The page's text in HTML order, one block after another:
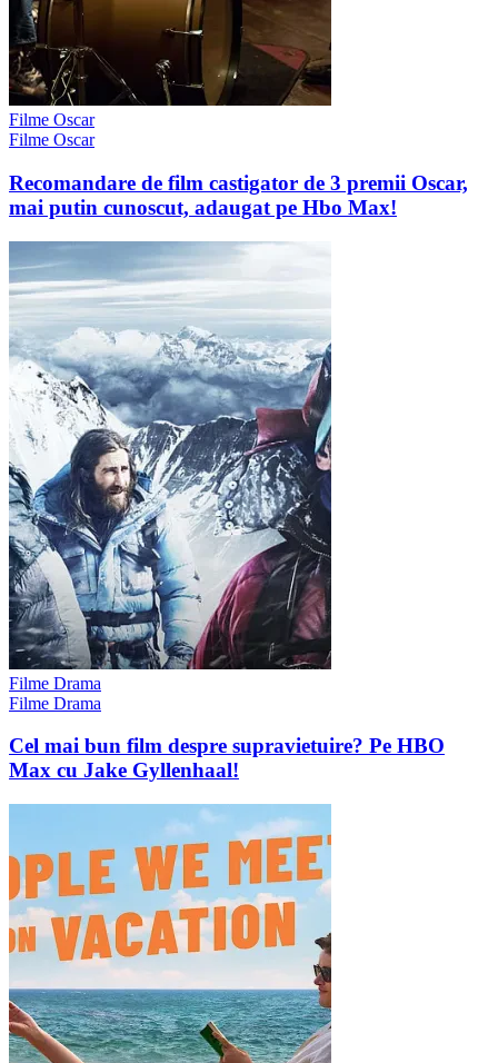
Filme Oscar
Filme Oscar
Recomandare de film castigator de 3 premii Oscar,
mai putin cunoscut, adaugat pe Hbo Max!
Filme Drama
Filme Drama
Cel mai bun film despre supravietuire? Pe HBO
Max cu Jake Gyllenhaal!